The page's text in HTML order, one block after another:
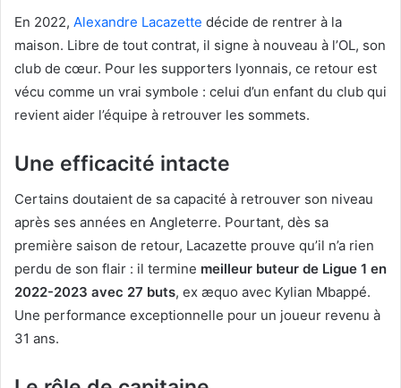
En 2022, Alexandre Lacazette décide de rentrer à la
maison. Libre de tout contrat, il signe à nouveau à l’OL, son
club de cœur. Pour les supporters lyonnais, ce retour est
vécu comme un vrai symbole : celui d’un enfant du club qui
revient aider l’équipe à retrouver les sommets.
Une efficacité intacte
Certains doutaient de sa capacité à retrouver son niveau
après ses années en Angleterre. Pourtant, dès sa
première saison de retour, Lacazette prouve qu’il n’a rien
perdu de son flair : il termine meilleur buteur de Ligue 1 en
2022-2023 avec 27 buts, ex æquo avec Kylian Mbappé.
Une performance exceptionnelle pour un joueur revenu à
31 ans.